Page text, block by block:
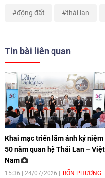
động đất thái lan
Tin bài liên quan
Khai mạc triển lãm ảnh kỷ niệm
50 năm quan hệ Thái Lan – Việt
Nam
15:36 | 24/07/2026
BỐN PHƯƠNG